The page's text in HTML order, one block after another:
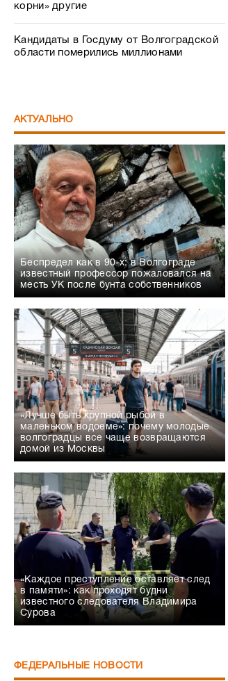
корни» другие
Кандидаты в Госдуму от Волгоградской
области померились миллионами
АКТУАЛЬНО
Беспредел как в 90-х: в Волгограде
известный профессор пожаловался на
месть УК после бунта собственников
«Лучше быть крупной рыбой в
маленьком водоеме»: почему молодые
волгоградцы все чаще возвращаются
домой из Москвы
«Каждое преступление оставляет след
в памяти»: как проходят будни
известного следователя Владимира
Сурова
ФЕДЕРАЛЬНЫЕ НОВОСТИ